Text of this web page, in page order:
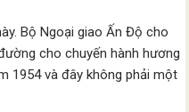
Bộ Ngoại giao Ấn Độ cho
cho chuyến hành hương
1954 và đây không phải một